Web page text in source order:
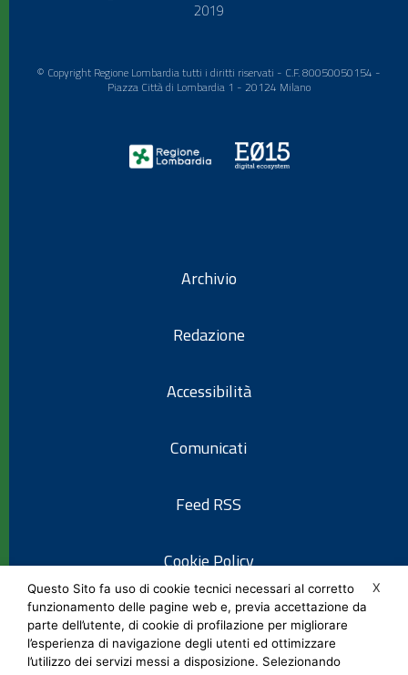
2019
© Copyright Regione Lombardia tutti i diritti riservati - C.F. 80050050154 -
Piazza Città di Lombardia 1 - 20124 Milano
Archivio
Redazione
Accessibilità
Comunicati
Feed RSS
Cookie Policy
Informativa privacy
X
Questo Sito fa uso di cookie tecnici necessari al corretto
funzionamento delle pagine web e, previa accettazione da
parte dell’utente, di cookie di profilazione per migliorare
l’esperienza di navigazione degli utenti ed ottimizzare
l’utilizzo dei servizi messi a disposizione. Selezionando